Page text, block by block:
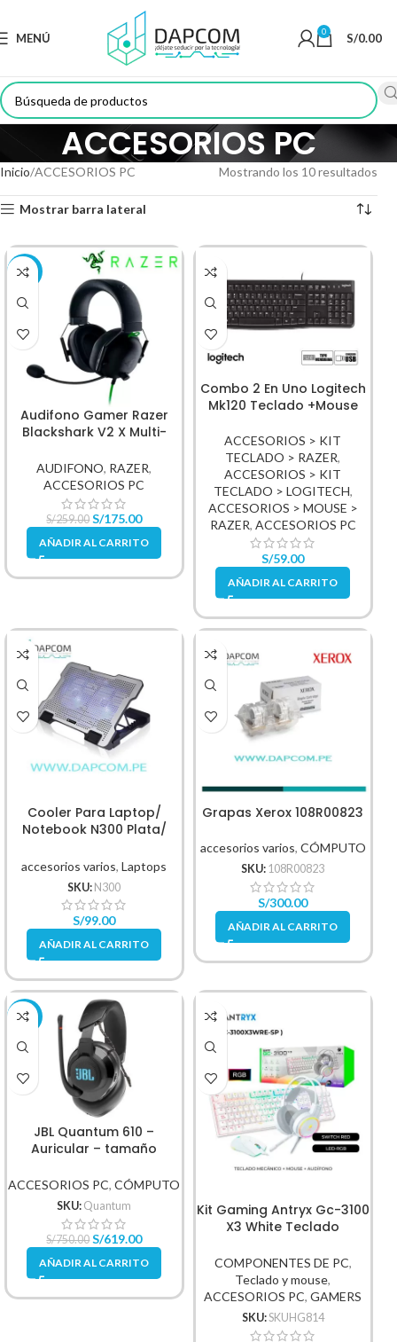
MENÚ 0 S/0.00
ACCESORIOS PC
Inicio ACCESORIOS PC Mostrando los 10 resultados
Mostrar barra lateral
-32%
Audifono Gamer Razer
Blackshark V2 X Multi-
AUDIFONO, RAZER,
ACCESORIOS PC
S/259.00 S/175.00
AÑADIR AL CARRITO
Combo 2 En Uno Logitech
Mk120 Teclado +Mouse
ACCESORIOS > KIT
TECLADO > RAZER,
ACCESORIOS > KIT
TECLADO > LOGITECH,
ACCESORIOS > MOUSE >
RAZER, ACCESORIOS PC
S/59.00
AÑADIR AL CARRITO
Cooler Para Laptop/
Notebook N300 Plata/
accesorios varios,Laptops
SKU: N300
S/99.00
AÑADIR AL CARRITO
Grapas Xerox 108R00823
accesorios varios, CÓMPUTO
SKU: 108R00823
S/300.00
AÑADIR AL CARRITO
-17%
JBL Quantum 610 –
Auricular – tamaño
ACCESORIOS PC,CÓMPUTO
SKU: Quantum
S/750.00 S/619.00
AÑADIR AL CARRITO
Kit Gaming Antryx Gc-3100
X3 White Teclado
COMPONENTES DE PC,
Teclado y mouse,
ACCESORIOS PC,GAMERS
SKU:SKUHG814